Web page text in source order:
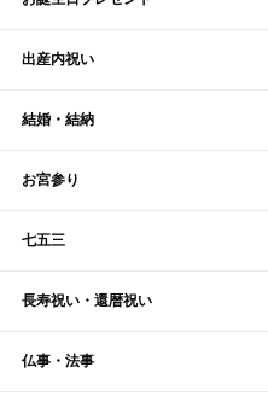
出産内祝い
結婚・結納
お宮参り
七五三
長寿祝い・還暦祝い
仏事・法事